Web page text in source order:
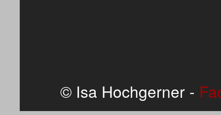
© Isa Hochgerner -